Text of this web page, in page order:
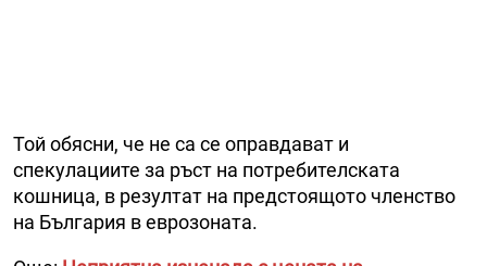
Той обясни, че не са се оправдават и
спекулациите за ръст на потребителската
кошница, в резултат на предстоящото членство
на България в еврозоната.